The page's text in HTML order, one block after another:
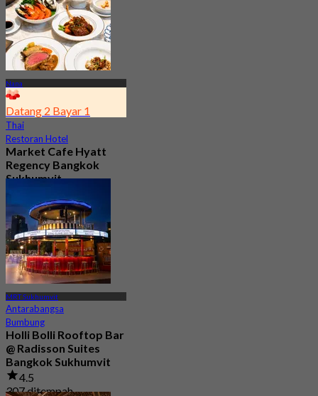
Nana
Datang 2 Bayar 1
Thai
Restoran Hotel
Market Cafe Hyatt
Regency Bangkok
Sukhumvit
11.9K ditempah
Dari฿ 382.5
MRT Sukhumvit
Antarabangsa
Bumbung
Holli Bolli Rooftop Bar
@ Radisson Suites
Bangkok Sukhumvit
4.5
307 ditempah